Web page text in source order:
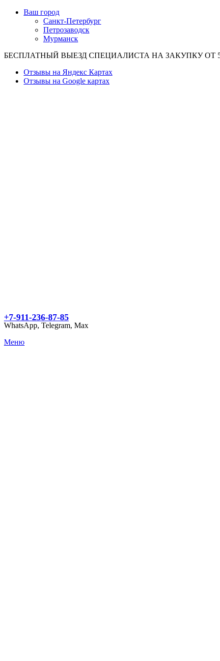
Ваш город
Санкт-Петербург
Петрозаводск
Мурманск
БЕСПЛАТНЫЙ ВЫЕЗД СПЕЦИАЛИСТА НА ЗАКУПКУ ОТ
Отзывы на Яндекс Картах
Отзывы на Google картах
+7-911-236-87-85
WhatsApp, Telegram, Max
Меню